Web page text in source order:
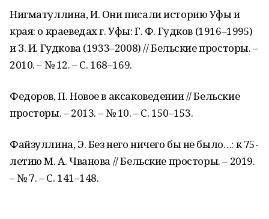
Нигматуллина, И. Они писали историю Уфы и
края: о краеведах г. Уфы: Г. Ф. Гудков (1916–1995)
и З. И. Гудкова (1933–2008) // Бельские просторы. –
2010. – № 12. – С. 168–169.
Федоров, П. Новое в аксаковедении // Бельские
просторы. – 2013. – № 10. – С. 150–153.
Файзуллина, Э. Без него ничего бы не было…: к 75-
летию М. А. Чванова // Бельские просторы. – 2019.
– № 7. – С. 141–148.